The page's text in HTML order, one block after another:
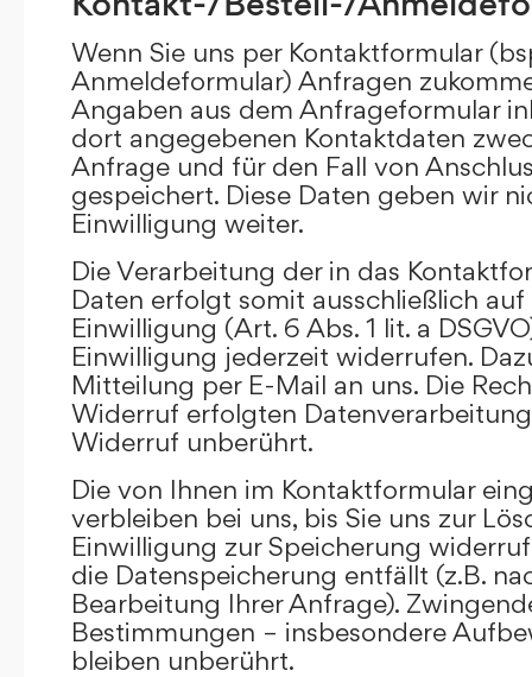
Wenn Sie uns per Kontaktformular
Anmeldeformular) Anfragen
Angaben aus dem Anfrageformular
dort angegebenen Kontaktdaten
Anfrage und für den Fall von
gespeichert. Diese Daten geben wir
Einwilligung weiter.
Die Verarbeitung der in das
Daten erfolgt somit ausschließlich
Einwilligung (Art. 6 Abs. 1 lit. a
Einwilligung jederzeit widerrufen.
Mitteilung per E-Mail an uns. Die
Widerruf erfolgten
Widerruf unberührt.
Die von Ihnen im Kontaktformular
verbleiben bei uns, bis Sie uns zur
Einwilligung zur Speicherung
die Datenspeicherung entfällt (z.B.
Bearbeitung Ihrer Anfrage).
Bestimmungen – insbesondere
bleiben unberührt.